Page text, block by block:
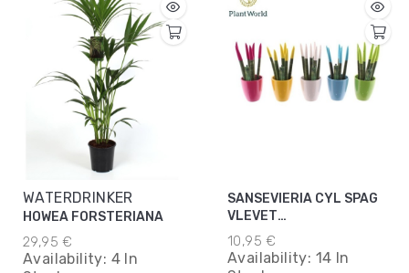
WATERDRINKER
HOWEA FORSTERIANA
29,95 €
Availability: 4 In
SANSEVIERIA CYL SPAG
VLEVET
TOUCH+EASTER MIX M6
10,95 €
Availability: 14 In